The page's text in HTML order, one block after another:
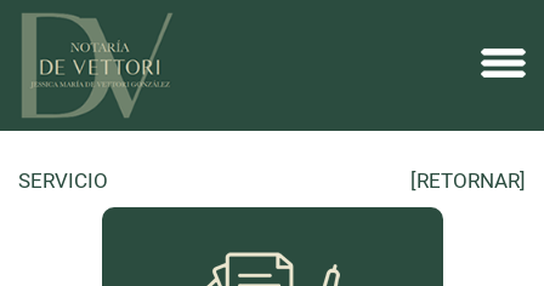
SERVICIO [RETORNAR]